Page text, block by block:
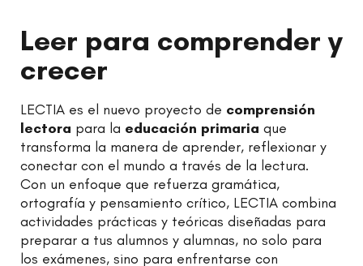
Leer para comprender y
crecer
LECTIA es el nuevo proyecto de comprensión
lectora para la educación primaria que
transforma la manera de aprender, reflexionar y
conectar con el mundo a través de la lectura.
Con un enfoque que refuerza gramática,
ortografía y pensamiento crítico, LECTIA combina
actividades prácticas y teóricas diseñadas para
preparar a tus alumnos y alumnas, no solo para
los exámenes, sino para enfrentarse con